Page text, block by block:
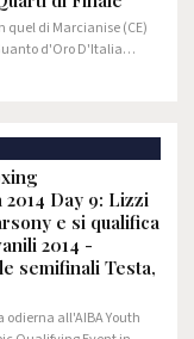
quel di Marcianise (CE)
d'Oro D'Italia
Femminile Junior e
Day 9: Lizzi
e si qualifica
2014 -
semifinali Testa,
odierna all'AIBA Youth